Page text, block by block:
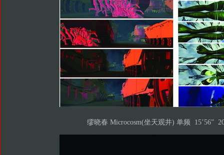
缪晓春 Microcosm(坐天观井) 单频 15’56”